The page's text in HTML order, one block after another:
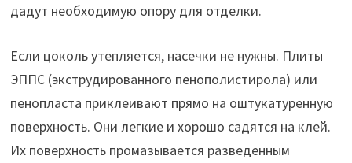
дадут необходимую опору для отделки.
Если цоколь утепляется, насечки не нужны. Плиты
ЭППС (экструдированного пенополистирола) или
пенопласта приклеивают прямо на оштукатуренную
поверхность. Они легкие и хорошо садятся на клей.
Их поверхность промазывается разведенным